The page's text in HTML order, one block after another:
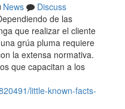
News
Discuss
de las
que realizar el cliente
grúa pluma requiere
la extensa normativa.
que capacitan a los
little-known-facts-